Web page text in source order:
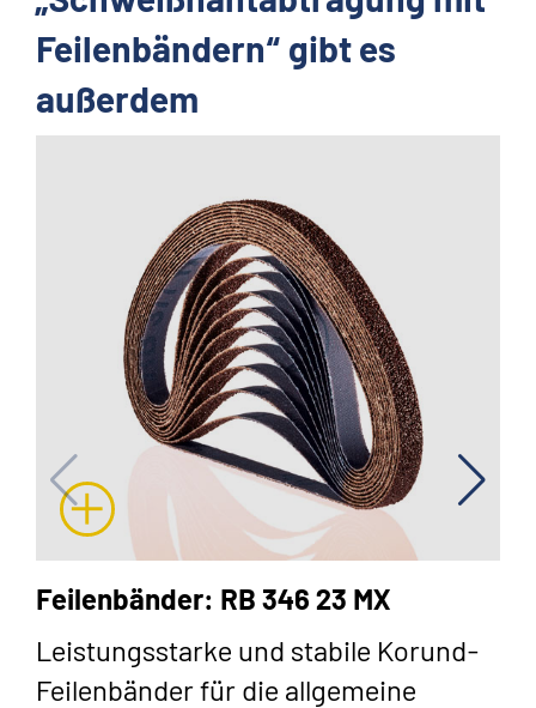
Feilenbändern“ gibt es
außerdem
Feilenbänder: RB 346 23 MX
Leistungsstarke und stabile Korund-
Feilenbänder für die allgemeine